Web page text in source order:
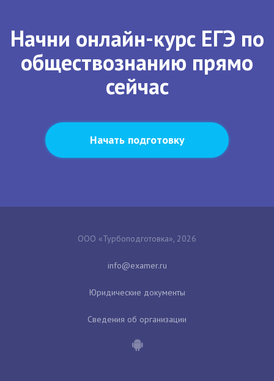
Начни онлайн-курс ЕГЭ по
обществознанию прямо
сейчас
Начать подготовку
ООО «Турбоподготовка», 2026
Юридические документы
Сведения об организации